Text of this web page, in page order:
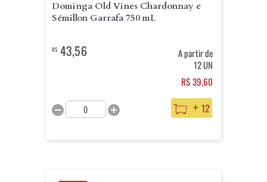
Dominga Old Vines Chardonnay e
Sémillon Garrafa 750 mL
R$43,56
A partir de
12 UN
R$ 39,60
+ 12